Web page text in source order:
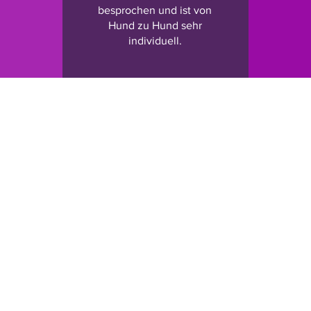
besprochen und ist von
Hund zu Hund sehr
individuell.